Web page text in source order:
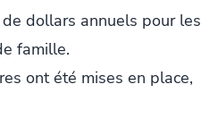
dollars annuels pour les
famille.
ont été mises en place,